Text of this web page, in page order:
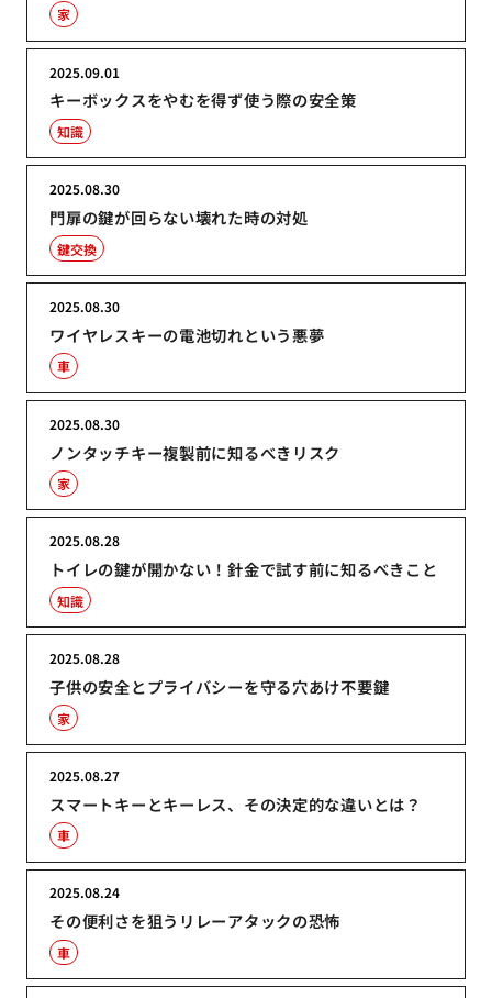
家
キーボックスをやむを得ず使う際の安全策
2025.09.01
知識
門扉の鍵が回らない壊れた時の対処
2025.08.30
鍵交換
ワイヤレスキーの電池切れという悪夢
2025.08.30
車
ノンタッチキー複製前に知るべきリスク
2025.08.30
家
トイレの鍵が開かない！針金で試す前に知るべきこと
2025.08.28
知識
子供の安全とプライバシーを守る穴あけ不要鍵
2025.08.28
家
スマートキーとキーレス、その決定的な違いとは？
2025.08.27
車
その便利さを狙うリレーアタックの恐怖
2025.08.24
車